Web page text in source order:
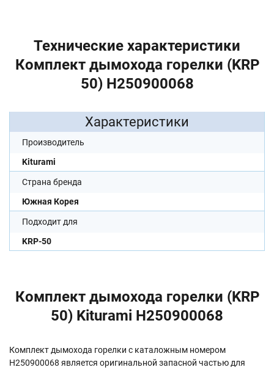
Технические характеристики
Комплект дымохода горелки (KRP
50) H250900068
Характеристики
Производитель
Kiturami
Страна бренда
Южная Корея
Подходит для
KRP-50
Комплект дымохода горелки (KRP
50) Kiturami H250900068
Комплект дымохода горелки с каталожным номером
H250900068 является оригинальной запасной частью для